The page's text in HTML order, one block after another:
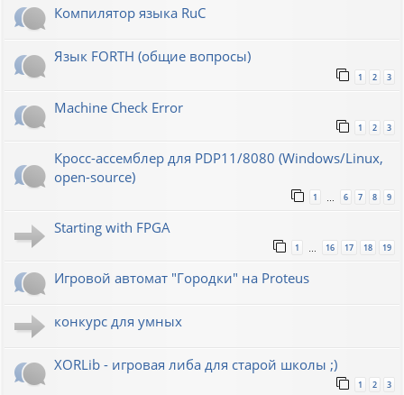
Компилятор языка RuC
Язык FORTH (общие вопросы)
1 2 3
Machine Check Error
1 2 3
Кросс-ассемблер для PDP11/8080 (Windows/Linux,
open-source)
1 6 7 8 9
Starting with FPGA
1 16 17 18 19
Игровой автомат "Городки" на Proteus
конкурс для умных
XORLib - игровая либа для старой школы ;)
1 2 3